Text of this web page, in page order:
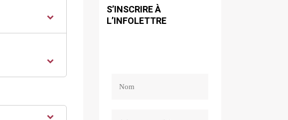
S’INSCRIRE À
L’INFOLETTRE